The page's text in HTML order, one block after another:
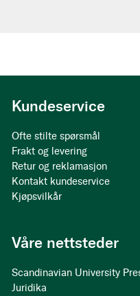
Kundeservice
Ofte stilte spørsmål
Frakt og levering
Retur og reklamasjon
Kontakt kundeservice
Kjøpsvilkår
Våre nettsteder
Scandinavian University
Juridika